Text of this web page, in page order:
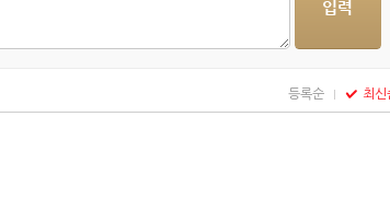
등록순 최신